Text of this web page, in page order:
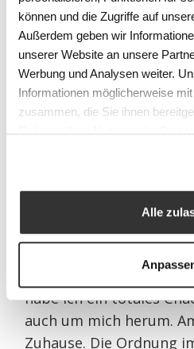
können und die Zugriffe auf
Außerdem geben wir
unserer Website an unsere
Werbung und Analysen weiter.
Informationen möglicherweise
zusammen, die Sie ihnen
Rahmen Ihrer Nutzung der
Alle
anfangen zu
Sich Gedanken machen
«alles in Ordnung.» Sich
über Ihre vielleicht
Ursachen der
Arbeitsüberlastung,
die dauernden
Problem.
Bei mir ist nicht immer
habe ich ein totales
auch um mich herum.
Zuhause. Die Ordnung